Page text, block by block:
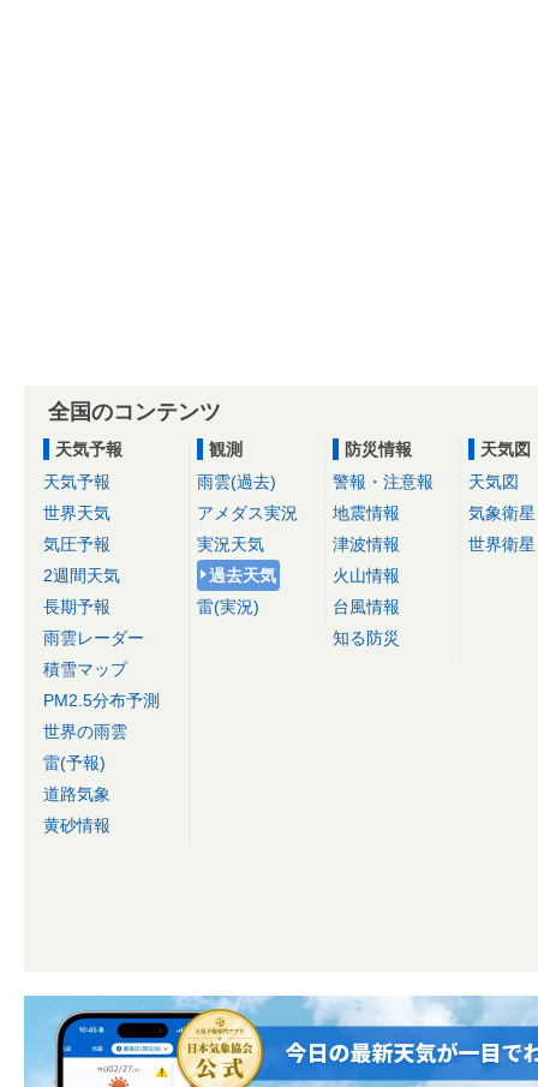
全国のコンテンツ
天気予報
天気予報
世界天気
気圧予報
2週間天気
長期予報
雨雲レーダー
積雪マップ
PM2.5分布予測
世界の雨雲
雷(予報)
道路気象
黄砂情報
観測
雨雲(過去)
アメダス実況
実況天気
過去天気
雷(実況)
防災情報
警報・注意報
地震情報
津波情報
火山情報
台風情報
知る防災
天気図
天気図
気象衛星
世界衛星